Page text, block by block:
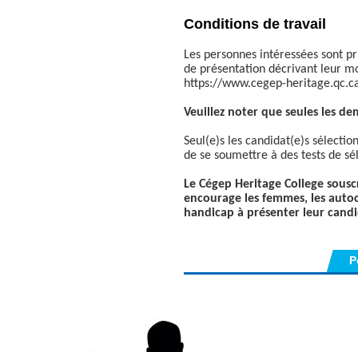
Conditions de travail
Les personnes intéressées sont
de présentation décrivant leur
https://www.cegep-
Veuillez noter que seules les
Seul(e)s les candidat(e)s
de se soumettre à des tests de
Le Cégep Heritage College
encourage les femmes, les
handicap à présenter leur